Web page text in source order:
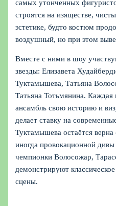
самых утонченных
строятся на изяществе,
эстетике, будто костюм
воздушный, но при этом
Вместе с ними в шоу
звезды: Елизавета
Туктамышева, Татьяна
Татьяна Тотьмянина.
ансамбль свою историю и
делает ставку на
Туктамышева остаётся
иногда провокационной
чемпионки Волосожар,
демонстрируют
сцены.